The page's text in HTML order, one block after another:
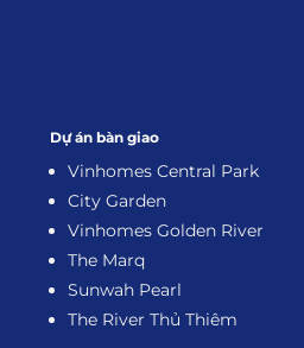
Dự án bàn giao
Vinhomes Central Park
City Garden
Vinhomes Golden River
The Marq
Sunwah Pearl
The River Thủ Thiêm